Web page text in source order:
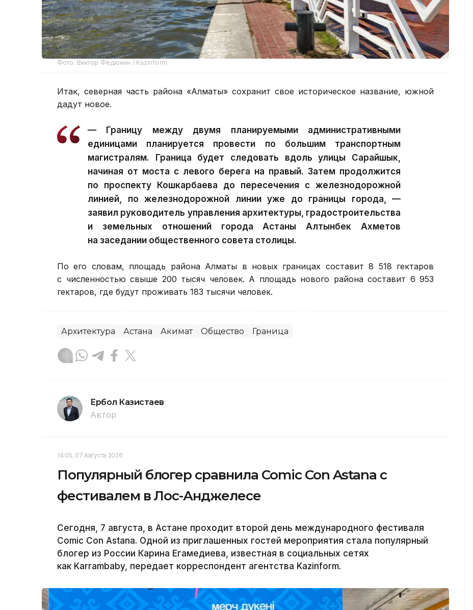
Фото: Виктор Федюнин / Kazinform
Итак, северная часть района «Алматы» сохранит свое историческое название, южной
дадут новое.
— Границу между двумя планируемыми административными
единицами планируется провести по большим транспортным
магистралям. Граница будет следовать вдоль улицы Сарайшык,
начиная от моста с левого берега на правый. Затем продолжится
по проспекту Кошкарбаева до пересечения с железнодорожной
линией, по железнодорожной линии уже до границы города, —
заявил руководитель управления архитектуры, градостроительства
и земельных отношений города Астаны Алтынбек Ахметов
на заседании общественного совета столицы.
По его словам, площадь района Алматы в новых границах составит 8 518 гектаров
с численностью свыше 200 тысяч человек. А площадь нового района составит 6 953
гектаров, где будут проживать 183 тысячи человек.
Архитектура Астана Акимат Общество Граница
Ербол Казистаев
Автор
14:05, 07 Августа 2026
Популярный блогер сравнила Comic Con Astana с
фестивалем в Лос-Анджелесе
Сегодня, 7 августа, в Астане проходит второй день международного фестиваля
Comic Con Astana. Одной из приглашенных гостей мероприятия стала популярный
блогер из России Карина Егамедиева, известная в социальных сетях
как Karrambaby, передает корреспондент агентства Kazinform.